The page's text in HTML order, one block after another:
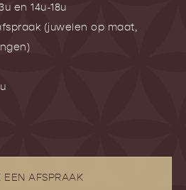
en 14u-18u
(juwelen op maat,
EEN AFSPRAAK